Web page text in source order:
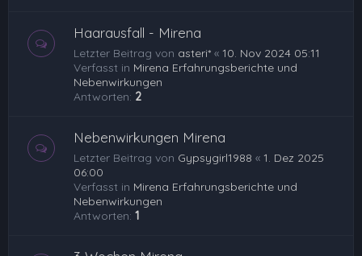
Haarausfall - Mirena
Letzter Beitrag von asteri* « 10. Nov 2024 05:11
Verfasst in Mirena Erfahrungsberichte und
Nebenwirkungen
Antworten: 2
Nebenwirkungen Mirena
Letzter Beitrag von Gypsygirl1988 « 1. Dez 2025
06:00
Verfasst in Mirena Erfahrungsberichte und
Nebenwirkungen
Antworten: 1